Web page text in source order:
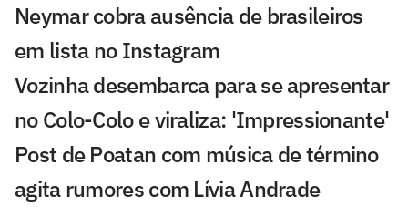
Neymar cobra ausência de brasileiros
em lista no Instagram
Vozinha desembarca para se apresentar
no Colo-Colo e viraliza: 'Impressionante'
Post de Poatan com música de término
agita rumores com Lívia Andrade